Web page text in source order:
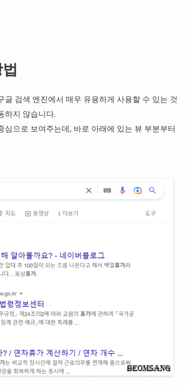
검색 엔진에서 매우 유용하게 사용할 수 있는 것
하지 않습니다.
으로 보여주는데, 바로 아래에 있는 뷰 부분부터